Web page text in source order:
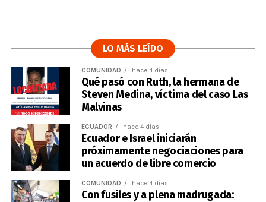
LO MÁS LEÍDO
COMUNIDAD hace 4 días
Qué pasó con Ruth, la hermana de
Steven Medina, víctima del caso Las
Malvinas
ECUADOR hace 4 días
Ecuador e Israel iniciarán
próximamente negociaciones para
un acuerdo de libre comercio
COMUNIDAD hace 4 días
Con fusiles y a plena madrugada: